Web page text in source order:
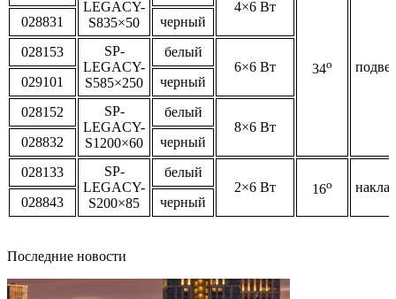
LEGACY-
S835×50
4×6 Вт
34o
028831
черный
028153
SP-
LEGACY-
S585×250
белый
6×6 Вт
029101
черный
028152
SP-
LEGACY-
S1200×60
белый
8×6 Вт
028832
черный
028133
SP-
LEGACY-
S200×85
белый
2×6 Вт
16o
028843
черный
Последние новости